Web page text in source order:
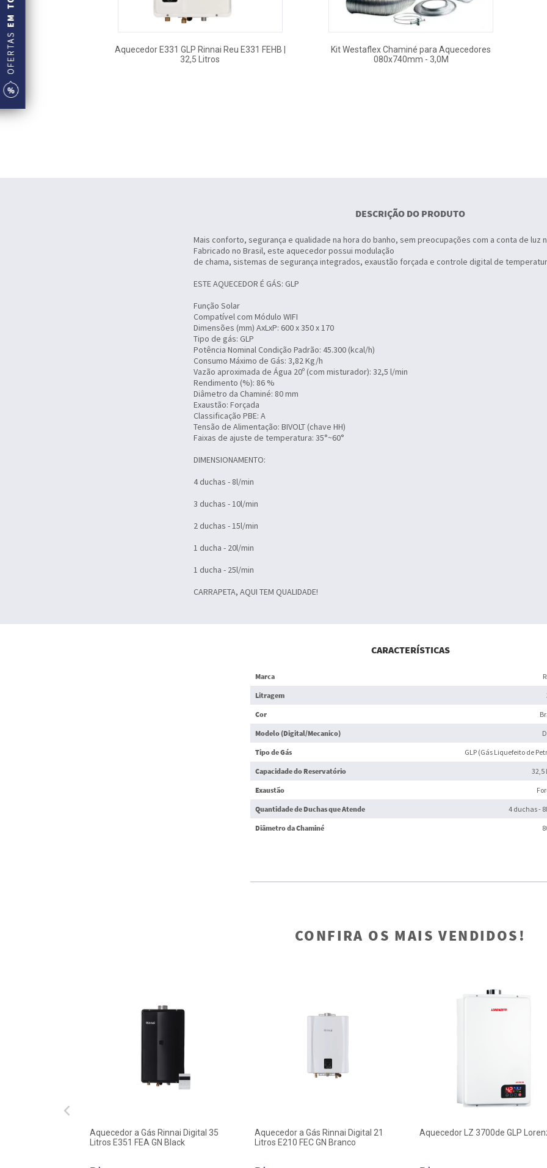
Aquecedor E331 GLP Rinnai Reu E331 FEHB |
32,5 Litros
Kit Westaflex Chaminé para Aquecedores
080x740mm - 3,0M
DESCRIÇÃO DO PRODUTO
Mais conforto, segurança e qualidade na hora do banho, sem preocupações com a conta de luz
Fabricado no Brasil, este aquecedor possui modulação
de chama, sistemas de segurança integrados, exaustão forçada e controle digital de
ESTE AQUECEDOR É GÁS: GLP
Função Solar
Compatível com Módulo WIFI
Dimensões (mm) AxLxP: 600 x 350 x 170
Tipo de gás: GLP
Potência Nominal Condição Padrão: 45.300 (kcal/h)
Consumo Máximo de Gás: 3,82 Kg/h
Vazão aproximada de Água 20º (com misturador): 32,5 l/min
Rendimento (%): 86 %
Diâmetro da Chaminé: 80 mm
Exaustão: Forçada
Classificação PBE: A
Tensão de Alimentação: BIVOLT (chave HH)
Faixas de ajuste de temperatura: 35°~60°
DIMENSIONAMENTO:
4 duchas - 8l/min
3 duchas - 10l/min
2 duchas - 15l/min
1 ducha - 20l/min
1 ducha - 25l/min
CARRAPETA, AQUI TEM QUALIDADE!
CARACTERÍSTICAS
Marca
Litragem
Cor
Modelo (Digital/Mecanico)
Tipo de Gás GLP (Gás Liquefeito de
Capacidade do Reservatório 32,5
Exaustão
Quantidade de Duchas que Atende 4 duchas -
Diâmetro da Chaminé
CONFIRA OS MAIS VENDIDOS!
Aquecedor a Gás Rinnai Digital 35
Litros E351 FEA GN Black
Aquecedor a Gás Rinnai Digital 21
Litros E210 FEC GN Branco
Aquecedor LZ 3700de GLP